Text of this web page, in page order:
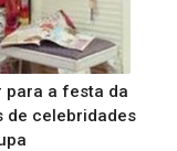
para a festa da
de celebridades